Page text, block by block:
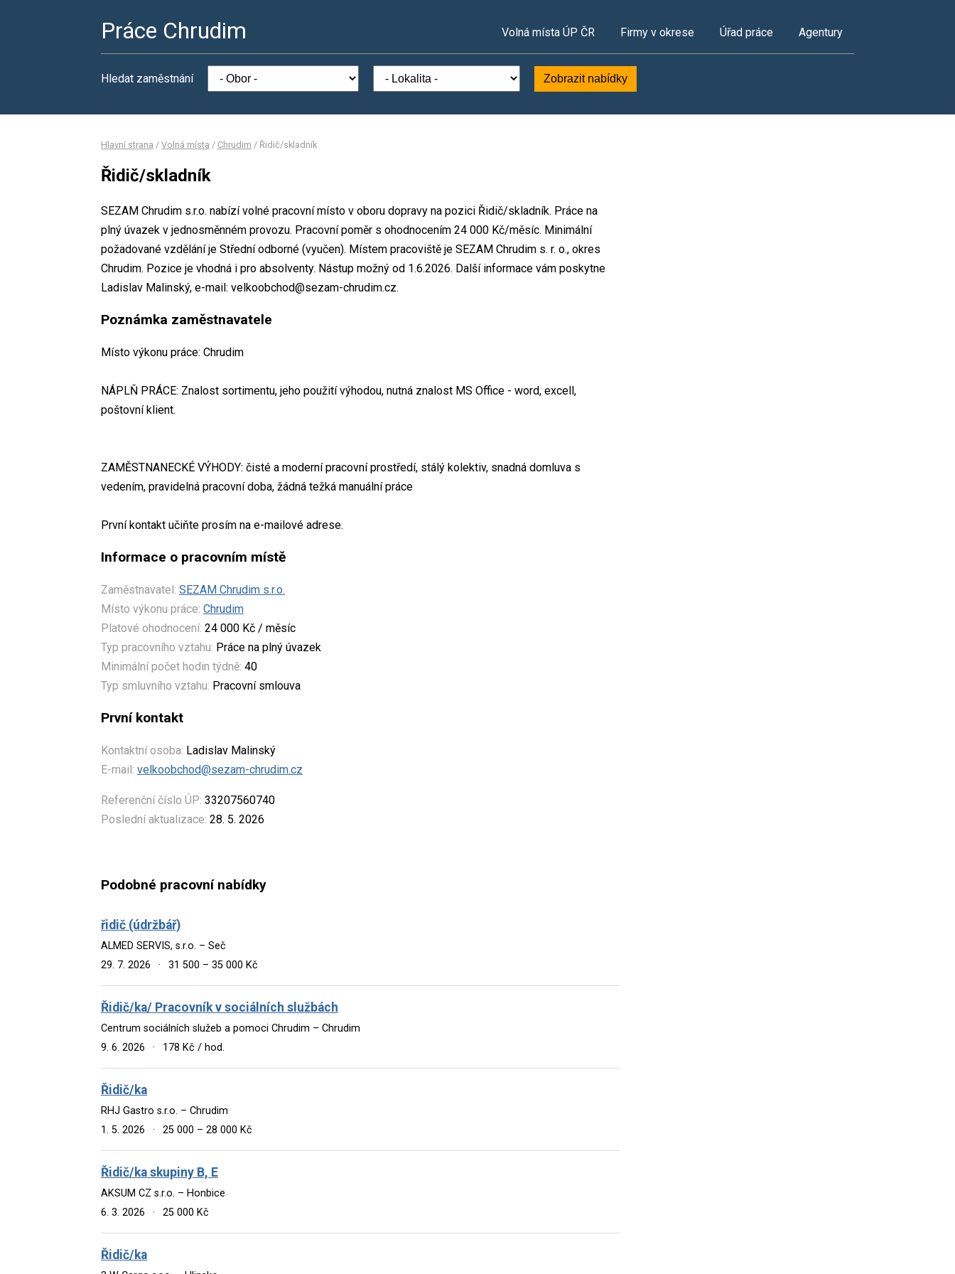
Práce Chrudim Volná místa ÚP ČR Firmy v okrese Úřad práce Agentury
Hledat zaměstnání Zobrazit nabídky
Hlavní strana / Volná místa / Chrudim / Řidič/skladník
Řidič/skladník
SEZAM Chrudim s.r.o. nabízí volné pracovní místo v oboru dopravy na pozici Řidič/skladník. Práce na
plný úvazek v jednosměnném provozu. Pracovní poměr s ohodnocením 24 000 Kč/měsíc. Minimální
požadované vzdělání je Střední odborné (vyučen). Místem pracoviště je SEZAM Chrudim s. r. o., okres
Chrudim. Pozice je vhodná i pro absolventy. Nástup možný od 1.6.2026. Další informace vám poskytne
Ladislav Malinský, e-mail: velkoobchod@sezam-chrudim.cz.
Poznámka zaměstnavatele
Místo výkonu práce: Chrudim
NÁPLŇ PRÁCE: Znalost sortimentu, jeho použití výhodou, nutná znalost MS Office - word, excell,
poštovní klient.
ZAMĚSTNANECKÉ VÝHODY: čisté a moderní pracovní prostředí, stálý kolektiv, snadná domluva s
vedením, pravidelná pracovní doba, žádná težká manuální práce
První kontakt učiňte prosím na e-mailové adrese.
Informace o pracovním místě
Zaměstnavatel: SEZAM Chrudim s.r.o.
Místo výkonu práce: Chrudim
Platové ohodnocení: 24 000 Kč / měsíc
Typ pracovního vztahu: Práce na plný úvazek
Minimální počet hodin týdně: 40
Typ smluvního vztahu: Pracovní smlouva
První kontakt
Kontaktní osoba: Ladislav Malinský
E-mail: velkoobchod@sezam-chrudim.cz
Referenční číslo ÚP: 33207560740
Poslední aktualizace: 28. 5. 2026
Podobné pracovní nabídky
řidič (údržbář)
ALMED SERVIS, s.r.o. – Seč
29. 7. 2026
· 31 500 – 35 000 Kč
Řidič/ka/ Pracovník v sociálních službách
Centrum sociálních služeb a pomoci Chrudim – Chrudim
9. 6. 2026
· 178 Kč / hod.
Řidič/ka
RHJ Gastro s.r.o. – Chrudim
1. 5. 2026
· 25 000 – 28 000 Kč
Řidič/ka skupiny B, E
AKSUM CZ s.r.o. – Honbice
6. 3. 2026
· 25 000 Kč
Řidič/ka